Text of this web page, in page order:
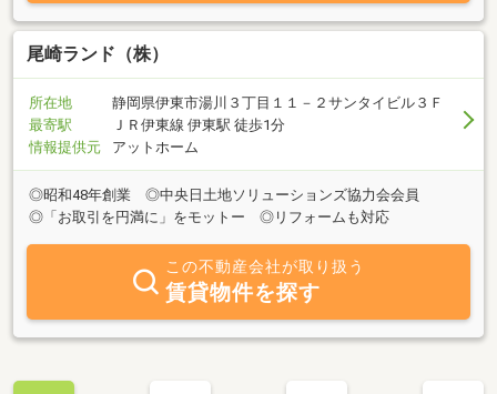
尾崎ランド（株）
所在地
静岡県伊東市湯川３丁目１１－２サンタイビル３Ｆ
最寄駅
ＪＲ伊東線 伊東駅 徒歩1分
情報提供元
アットホーム
◎昭和48年創業 ◎中央日土地ソリューションズ協力会会員
◎「お取引を円満に」をモットー ◎リフォームも対応
この不動産会社が取り扱う
賃貸物件を探す